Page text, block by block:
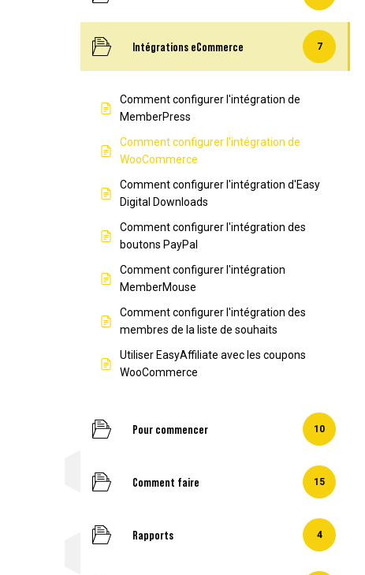
Intégrations eCommerce 7
Comment configurer l'intégration de
MemberPress
Comment configurer l'intégration de
WooCommerce
Comment configurer l'intégration d'Easy
Digital Downloads
Comment configurer l'intégration des
boutons PayPal
Comment configurer l'intégration
MemberMouse
Comment configurer l'intégration des
membres de la liste de souhaits
Utiliser EasyAffiliate avec les coupons
WooCommerce
Pour commencer 10
Comment faire 15
Rapports 4